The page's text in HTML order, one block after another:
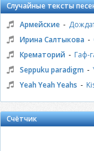
Случайные тексты
Армейские -
Ирина Салтыкова -
Крематорий - Гаф-
Seppuku paradigm -
Yeah Yeah Yeahs -
Счётчик